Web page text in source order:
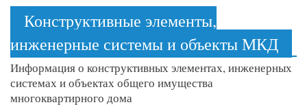
Конструктивные элементы,
инженерные системы и объекты МКД
Информация о конструктивных элементах, инженерных
системах и объектах общего имущества
многоквартирного дома